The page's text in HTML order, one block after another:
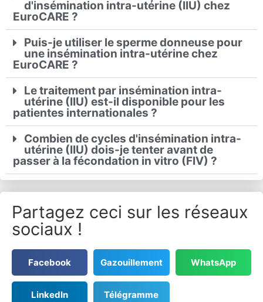
d'insémination intra-utérine (IIU) chez
EuroCARE ?
Puis-je utiliser le sperme donneuse pour
une insémination intra-utérine chez
EuroCARE ?
Le traitement par insémination intra-
utérine (IIU) est-il disponible pour les
patientes internationales ?
Combien de cycles d'insémination intra-
utérine (IIU) dois-je tenter avant de
passer à la fécondation in vitro (FIV) ?
Partagez ceci sur les réseaux
sociaux !
Facebook Gazouillement WhatsApp
LinkedIn Télégramme